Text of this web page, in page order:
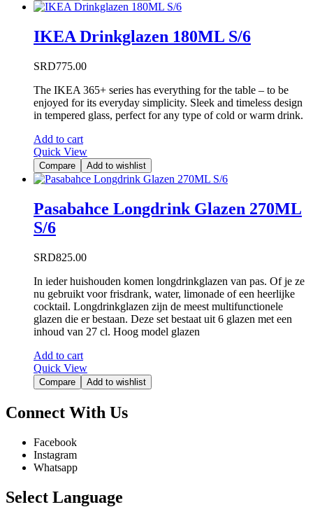
IKEA Drinkglazen 180ML S/6
SRD775.00
The IKEA 365+ series has everything for the table – to be
enjoyed for its everyday simplicity. Sleek and timeless design
in tempered glass, perfect for any type of cold or warm drink.
Add to cart
Quick View
Compare Add to wishlist
Pasabahce Longdrink Glazen 270ML
S/6
SRD825.00
In ieder huishouden komen longdrinkglazen van pas. Of je ze
nu gebruikt voor frisdrank, water, limonade of een heerlijke
cocktail. Longdrinkglazen zijn de meest multifunctionele
glazen die er bestaan. Deze set bestaat uit 6 glazen met een
inhoud van 27 cl. Hoog model glazen
Add to cart
Quick View
Compare Add to wishlist
Connect With Us
Facebook
Instagram
Whatsapp
Select Language